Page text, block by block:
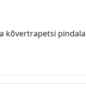
kõvertrapetsi